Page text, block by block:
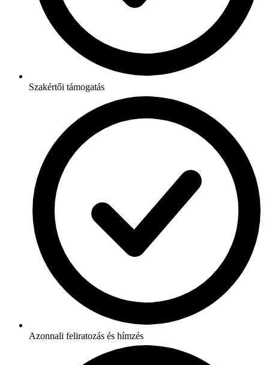
Szakértői támogatás
Azonnali feliratozás és hímzés